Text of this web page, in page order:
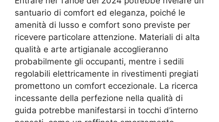
santuario di comfort ed eleganza, poiché le
amenità di lusso e comfort sono previste per
ricevere particolare attenzione. Materiali di alta
qualità e arte artigianale accoglieranno
probabilmente gli occupanti, mentre i sedili
regolabili elettricamente in rivestimenti pregiati
promettono un comfort eccezionale. La ricerca
incessante della perfezione nella qualità di
guida potrebbe manifestarsi in tocchi d’interno